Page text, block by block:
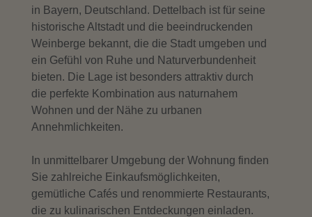
in Bayern, Deutschland. Dettelbach ist für seine
historische Altstadt und die beeindruckenden
Weinberge bekannt, die die Stadt umgeben und
ein Gefühl von Ruhe und Naturverbundenheit
bieten. Die Lage ist besonders attraktiv durch
die perfekte Kombination aus naturnahem
Wohnen und der Nähe zu urbanen
Annehmlichkeiten.
In unmittelbarer Umgebung der Wohnung finden
Sie zahlreiche Einkaufsmöglichkeiten,
gemütliche Cafés und renommierte Restaurants,
die zu kulinarischen Entdeckungen einladen.